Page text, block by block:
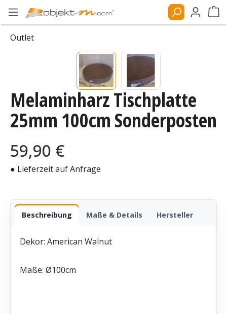
Zum Hauptinhalt springen
Melaminharz Tischplatte
25mm 100cm Sonderposten
Regulärer Preis:
59,90 €
● Lieferzeit auf Anfrage
Beschreibung Maße & Details Hersteller
Dekor: American Walnut
Maße: Ø100cm
Outlet
Bildergalerie überspringen